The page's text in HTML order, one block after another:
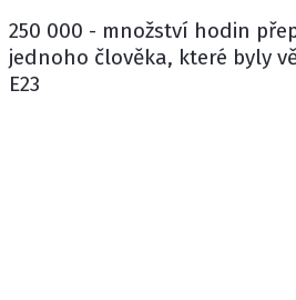
250 000 - množství hodin
jednoho člověka, které byly
E23